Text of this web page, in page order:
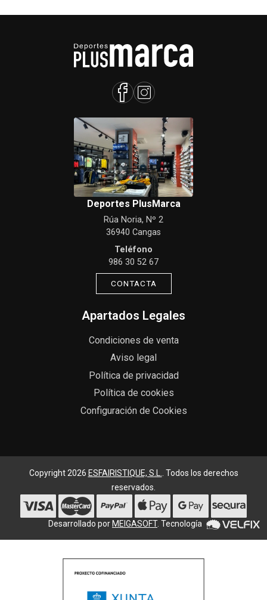
Deportes PlusMarca
Rúa Noria, Nº 2
36940 Cangas
Teléfono
986 30 52 67
CONTACTA
Apartados Legales
Condiciones de venta
Aviso legal
Política de privacidad
Política de cookies
Configuración de Cookies
Copyright 2026 ESFAIRISTIQUE, S.L.
. Todos los derechos
reservados.
Desarrollado por MEIGASOFT. Tecnología